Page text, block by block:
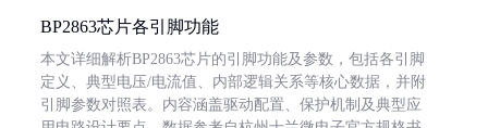
BP2863芯片各引脚功能
本文详细解析BP2863芯片的引脚功能及参数，包括各引脚
定义、典型电压/电流值、内部逻辑关系等核心数据，并附
引脚参数对照表。内容涵盖驱动配置、保护机制及典型应